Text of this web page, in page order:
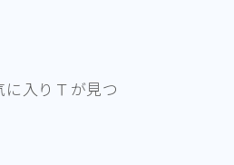
入りＴが見つ